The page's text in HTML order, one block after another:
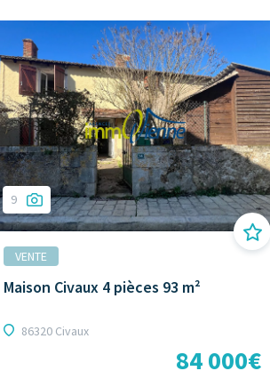
9
VENTE
Maison Civaux 4 pièces 93 m²
86320 Civaux
84 000€